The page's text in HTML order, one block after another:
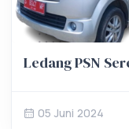
Ledang PSN
05 Juni 2024